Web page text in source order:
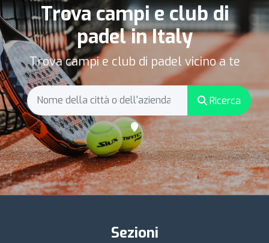
Trova campi e club di
padel in Italy
Trova campi e club di padel vicino a te
Ricerca
Sezioni